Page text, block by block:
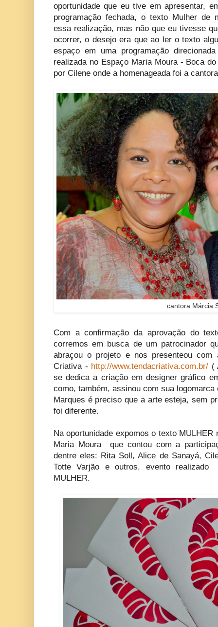
oportunidade que eu tive em apresentar,
programação fechada, o texto Mulher de
essa realização, mas não que eu tivesse
ocorrer, o desejo era que ao ler o texto
espaço em uma programação
realizada no Espaço Maria Moura - Boca
por Cilene onde a homenageada foi a
cantora Márcia
Com a confirmação da aprovação do
corremos em busca de um patrocinador
abraçou o projeto e nos presenteou
Criativa - http://www.tendacriativa.com.br/ (
se dedica a criação em designer gráfico
como, também, assinou com sua
Marques é preciso que a arte esteja, sem
foi diferente.
Na oportunidade expomos o texto
Maria Moura que contou com a
dentre eles: Rita Soll, Alice de Sanayá,
Totte Varjão e outros, evento
MULHER.